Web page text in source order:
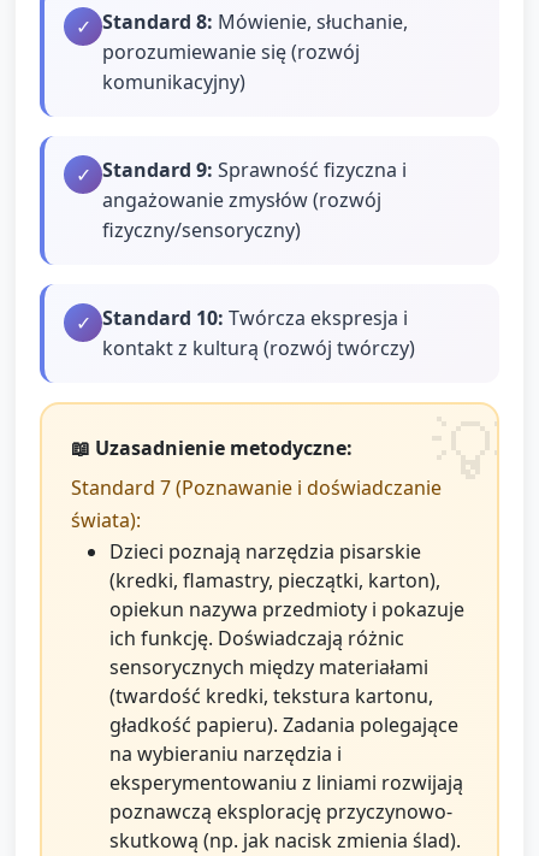
✓ Standard 8: Mówienie, słuchanie,
porozumiewanie się (rozwój
komunikacyjny)
✓ Standard 9: Sprawność fizyczna i
angażowanie zmysłów (rozwój
fizyczny/sensoryczny)
✓ Standard 10: Twórcza ekspresja i
kontakt z kulturą (rozwój twórczy)
📖 Uzasadnienie metodyczne:
Standard 7 (Poznawanie i doświadczanie
świata):
Dzieci poznają narzędzia pisarskie
(kredki, flamastry, pieczątki, karton),
opiekun nazywa przedmioty i pokazuje
ich funkcję. Doświadczają różnic
sensorycznych między materiałami
(twardość kredki, tekstura kartonu,
gładkość papieru). Zadania polegające
na wybieraniu narzędzia i
eksperymentowaniu z liniami rozwijają
poznawczą eksplorację przyczynowo-
skutkową (np. jak nacisk zmienia ślad).